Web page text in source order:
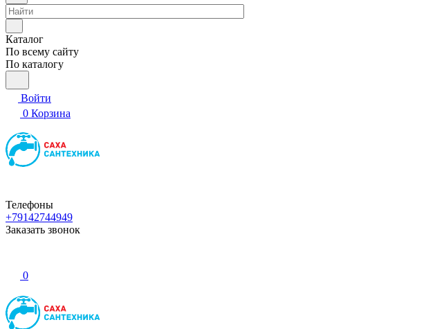
Каталог
По всему сайту
По каталогу
Войти
0 Корзина
Телефоны
+79142744949
Заказать звонок
0